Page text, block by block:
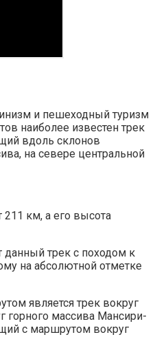
и пешеходный туризм
наиболее известен трек
вдоль склонов
на севере центральной
км, а его высота
трек с походом к
на абсолютной отметке
является трек вокруг
горного массива Мансири-
с маршрутом вокруг